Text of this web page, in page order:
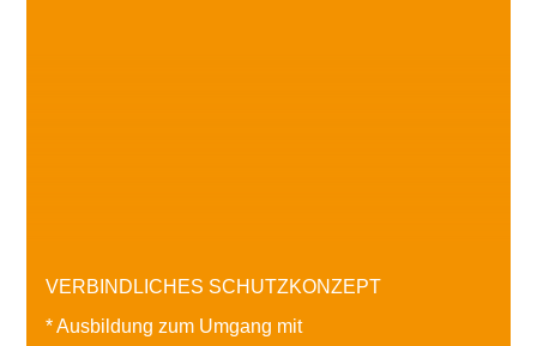
VERBINDLICHES SCHUTZKONZEPT
* Ausbildung zum Umgang mit